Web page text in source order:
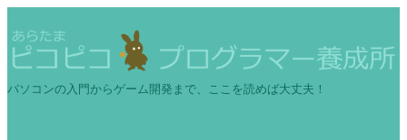
パソコンの入門からゲーム開発まで、ここを読めば大丈夫！